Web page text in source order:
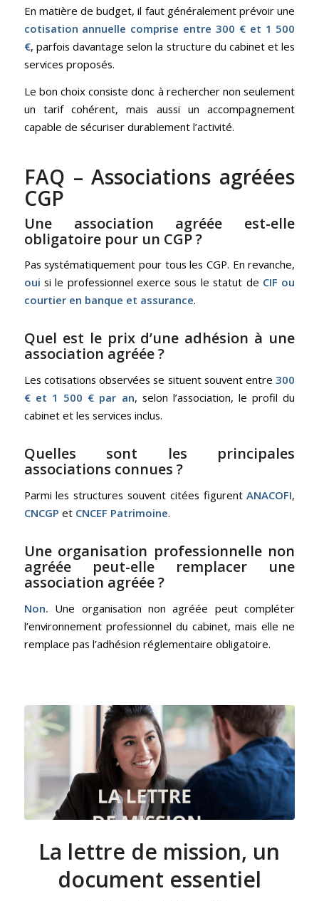
En matière de budget, il faut généralement prévoir une
cotisation annuelle comprise entre 300 € et 1 500
€, parfois davantage selon la structure du cabinet et les
services proposés.
Le bon choix consiste donc à rechercher non seulement
un tarif cohérent, mais aussi un accompagnement
capable de sécuriser durablement l’activité.
FAQ – Associations agréées
CGP
Une association agréée est-elle
obligatoire pour un CGP ?
Pas systématiquement pour tous les CGP. En revanche,
oui si le professionnel exerce sous le statut de CIF ou
courtier en banque et assurance.
Quel est le prix d’une adhésion à une
association agréée ?
Les cotisations observées se situent souvent entre300
€ et 1 500 € par an, selon l’association, le profil du
cabinet et les services inclus.
Quelles sont les principales
associations connues ?
Parmi les structures souvent citées figurentANACOFI,
CNCGP et CNCEF Patrimoine.
Une organisation professionnelle non
agréée peut-elle remplacer une
association agréée ?
Non. Une organisation non agréée peut compléter
l’environnement professionnel du cabinet, mais elle ne
remplace pas l’adhésion réglementaire obligatoire.
La lettre de mission, un
document essentiel